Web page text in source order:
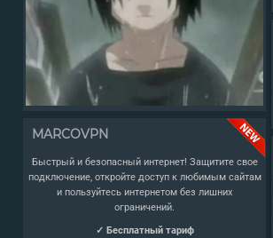
MARCOVPN
Быстрый и безопасный интернет! Защитите свое
подключение, откройте доступ к любимым сайтам
и пользуйтесь интернетом без лишних
ограничений.
✓ Бесплатный тариф